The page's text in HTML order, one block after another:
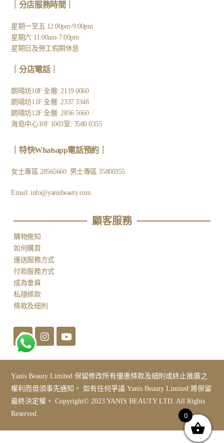
｜分店服務時間｜
星期一至五 12:00pm-9:00pm
星期六 11:00am-7:00pm
星期日及勞工假期休息
分店電話｜
朗晴坊10F 全層: 2119 0060
朗晴坊11F 全層: 2337 3348
朗晴坊12F 全層: 2856 5660
海島中心10F 1003室: 3580 0355
特快Whatsapp電話預約｜
女士專區28565660 男士專區35800355
Email:info@yanisbeauty.com
顧客服務​
購物需知
如何購買
運送服務方式
付款服務方式
成為會員
私隱條款
條款及細則
Yanis Beauty Limited 保留修改所有優惠條款及細則或終止推廣之
權利而毋須事先通知。 如有任何爭議 Yanis Beauty Limited 將保留
最終決定權。 Copyright© 2023 YANIS BEAUTY LTD. All Rights
Reserved.
0